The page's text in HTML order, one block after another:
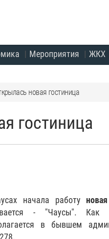
Мероприятия ЖКХ
новая гостиница
гостиница
начала работу
- "Чаусы". Как
в бывшем